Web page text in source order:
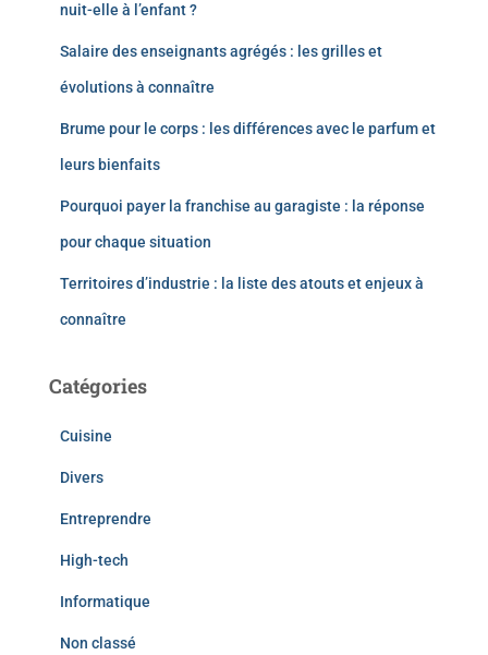
nuit-elle à l’enfant ?
Salaire des enseignants agrégés : les grilles et
évolutions à connaître
Brume pour le corps : les différences avec le parfum et
leurs bienfaits
Pourquoi payer la franchise au garagiste : la réponse
pour chaque situation
Territoires d’industrie : la liste des atouts et enjeux à
connaître
Catégories
Cuisine
Divers
Entreprendre
High-tech
Informatique
Non classé